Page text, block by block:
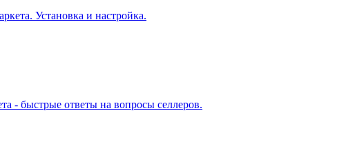
Установка и настройка.
- быстрые ответы на вопросы селлеров.